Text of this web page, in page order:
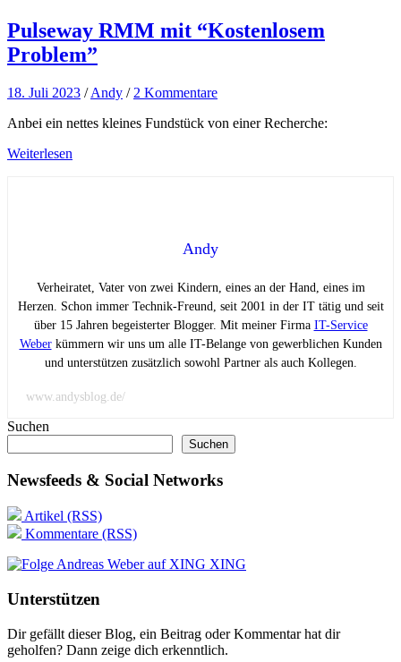
Pulseway RMM mit “Kostenlosem
Problem”
18. Juli 2023 /Andy / 2 Kommentare
Anbei ein nettes kleines Fundstück von einer Recherche:
Weiterlesen
Andy
Verheiratet, Vater von zwei Kindern, eines an der Hand, eines im
Herzen. Schon immer Technik-Freund, seit 2001 in der IT tätig und seit
über 15 Jahren begeisterter Blogger. Mit meiner Firma IT-Service
Weberkümmern wir uns um alle IT-Belange von gewerblichen Kunden
und unterstützen zusätzlich sowohl Partner als auch Kollegen.
www.andysblog.de/
Suchen
Suchen
Newsfeeds & Social Networks
Artikel (RSS)
Kommentare (RSS)
XING
Unterstützen
Dir gefällt dieser Blog, ein Beitrag oder Kommentar hat dir
geholfen? Dann zeige dich erkenntlich.